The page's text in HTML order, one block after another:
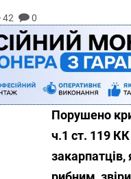
42 0
Порушено
ч.1 ст. 119 КК